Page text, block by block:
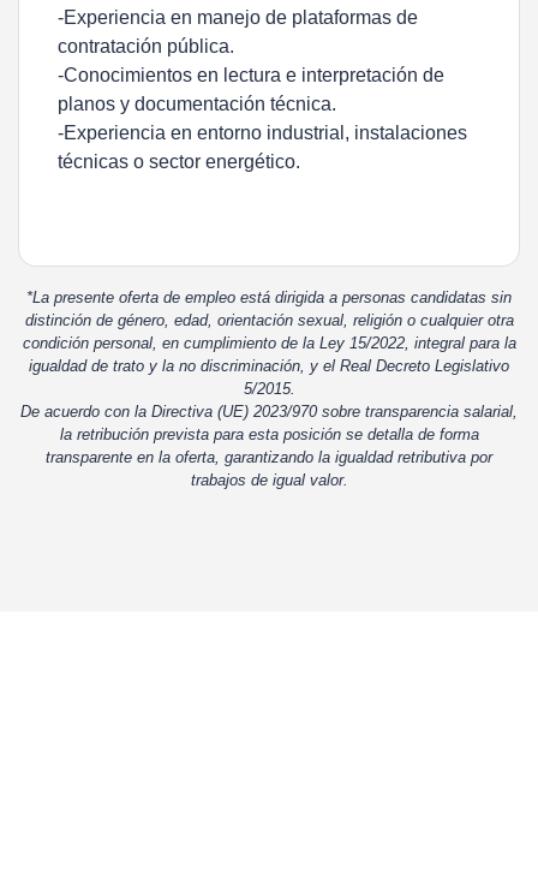
-Experiencia en manejo de plataformas de
contratación pública.
-Conocimientos en lectura e interpretación de
planos y documentación técnica.
-Experiencia en entorno industrial, instalaciones
técnicas o sector energético.
*La presente oferta de empleo está dirigida a personas candidatas sin
distinción de género, edad, orientación sexual, religión o cualquier otra
condición personal, en cumplimiento de la Ley 15/2022, integral para la
igualdad de trato y la no discriminación, y el Real Decreto Legislativo
5/2015.
De acuerdo con la Directiva (UE) 2023/970 sobre transparencia salarial,
la retribución prevista para esta posición se detalla de forma
transparente en la oferta, garantizando la igualdad retributiva por
trabajos de igual valor.